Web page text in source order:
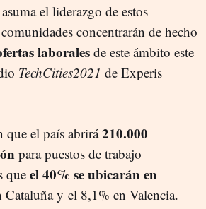
el liderazgo de estos
concentrarán de hecho
laborales de este ámbito este
TechCities2021 de Experis
que el país abrirá210.000
para puestos de trabajo
que el 40% se ubicarán en
Cataluña y el 8,1% en Valencia.